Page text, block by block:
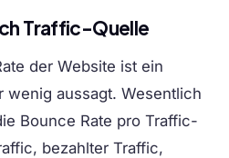
Traffic-Quelle
der Website ist ein
aussagt. Wesentlich
Bounce Rate pro Traffic-
bezahlter Traffic,